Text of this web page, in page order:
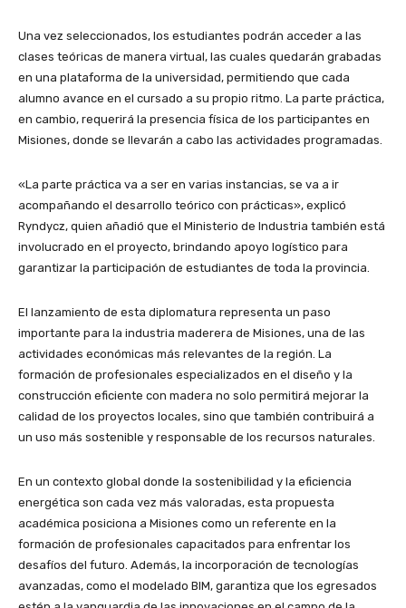
Una vez seleccionados, los estudiantes podrán acceder a las
clases teóricas de manera virtual, las cuales quedarán grabadas
en una plataforma de la universidad, permitiendo que cada
alumno avance en el cursado a su propio ritmo. La parte práctica,
en cambio, requerirá la presencia física de los participantes en
Misiones, donde se llevarán a cabo las actividades programadas.
«La parte práctica va a ser en varias instancias, se va a ir
acompañando el desarrollo teórico con prácticas», explicó
Ryndycz, quien añadió que el Ministerio de Industria también está
involucrado en el proyecto, brindando apoyo logístico para
garantizar la participación de estudiantes de toda la provincia.
El lanzamiento de esta diplomatura representa un paso
importante para la industria maderera de Misiones, una de las
actividades económicas más relevantes de la región. La
formación de profesionales especializados en el diseño y la
construcción eficiente con madera no solo permitirá mejorar la
calidad de los proyectos locales, sino que también contribuirá a
un uso más sostenible y responsable de los recursos naturales.
En un contexto global donde la sostenibilidad y la eficiencia
energética son cada vez más valoradas, esta propuesta
académica posiciona a Misiones como un referente en la
formación de profesionales capacitados para enfrentar los
desafíos del futuro. Además, la incorporación de tecnologías
avanzadas, como el modelado BIM, garantiza que los egresados